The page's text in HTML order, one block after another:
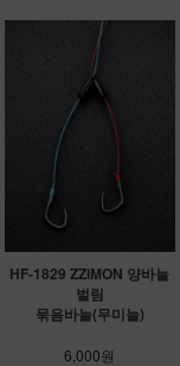
HF-1829 ZZiMON 양바늘
벌림
묶음바늘(무미늘)
6,000원